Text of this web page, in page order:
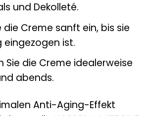
und Dekolleté.
die Creme sanft ein, bis sie
ist.
Sie die Creme idealerweise
abends.
Anti-Aging-Effekt